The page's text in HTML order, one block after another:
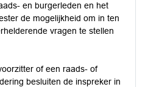
en burgerleden en het
de mogelijkheid om in ten
vragen te stellen
of een raads- of
besluiten de inspreker in